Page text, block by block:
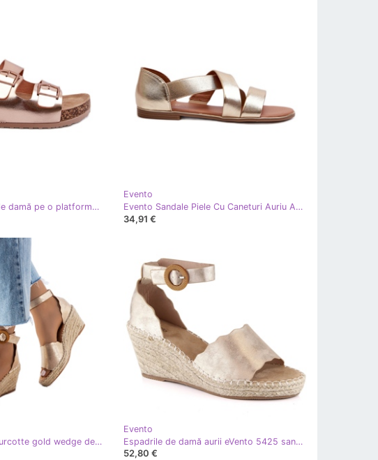
Evento Flip-flops de damă pe o platformă din plută cu catarame, Rose Gold, Klinesta de aur
Evento
Evento Sandale Piele Cu Caneturi Auriu Apulia de aur
34,91 €
Evento Espadrile Turcotte gold wedge de aur
Evento
Espadrile de damă aurii eVento 5425 sandale cu pană de aur
52,80 €